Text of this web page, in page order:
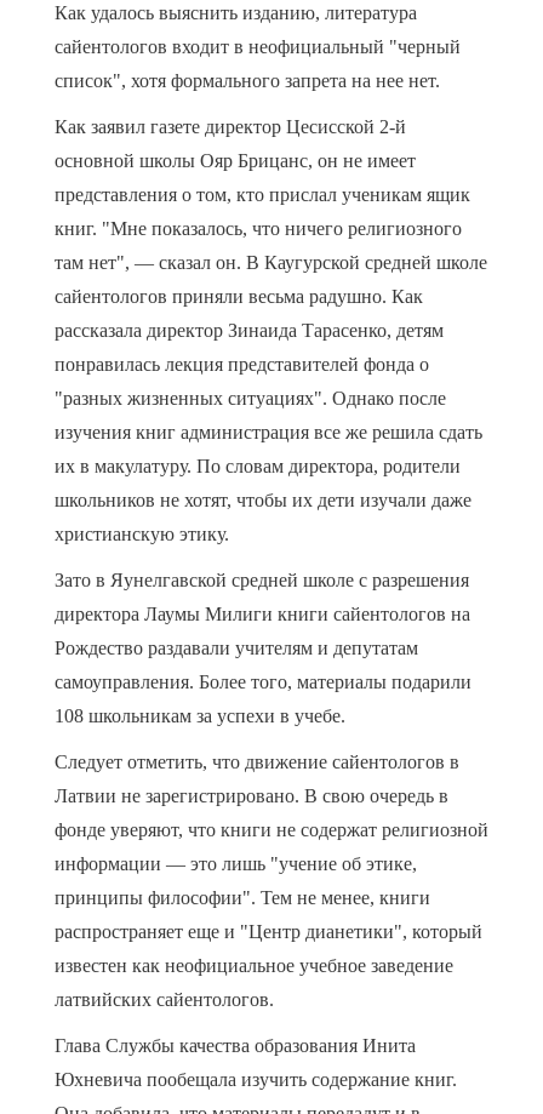
Как удалось выяснить изданию, литература
сайентологов входит в неофициальный "черный
список", хотя формального запрета на нее нет.
Как заявил газете директор Цесисской 2-й
основной школы Ояр Брицанс, он не имеет
представления о том, кто прислал ученикам ящик
книг. "Мне показалось, что ничего религиозного
там нет", — сказал он. В Каугурской средней школе
сайентологов приняли весьма радушно. Как
рассказала директор Зинаида Тарасенко, детям
понравилась лекция представителей фонда о
"разных жизненных ситуациях". Однако после
изучения книг администрация все же решила сдать
их в макулатуру. По словам директора, родители
школьников не хотят, чтобы их дети изучали даже
христианскую этику.
Зато в Яунелгавской средней школе с разрешения
директора Лаумы Милиги книги сайентологов на
Рождество раздавали учителям и депутатам
самоуправления. Более того, материалы подарили
108 школьникам за успехи в учебе.
Следует отметить, что движение сайентологов в
Латвии не зарегистрировано. В свою очередь в
фонде уверяют, что книги не содержат религиозной
информации — это лишь "учение об этике,
принципы философии". Тем не менее, книги
распространяет еще и "Центр дианетики", который
известен как неофициальное учебное заведение
латвийских сайентологов.
Глава Службы качества образования Инита
Юхневича пообещала изучить содержание книг.